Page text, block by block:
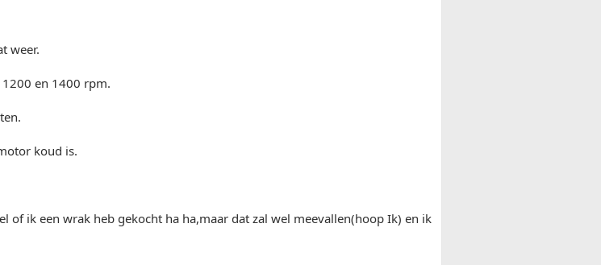
weer.
en 1400 rpm.
koud is.
of ik een wrak heb gekocht ha ha,maar dat zal wel meevallen(hoop Ik) en ik